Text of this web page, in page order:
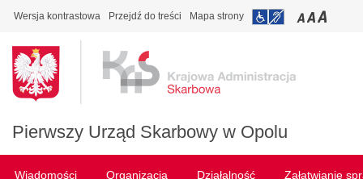
Wersja kontrastowa Przejdź do treści Mapa strony
Pierwszy Urząd Skarbowy w Opolu
Wiadomości Organizacja Działalność Załatwianie